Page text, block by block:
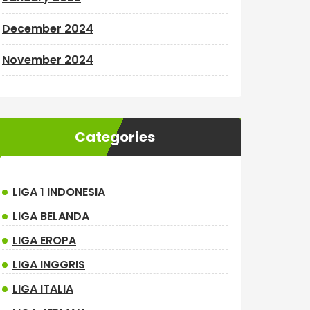
December 2024
November 2024
Categories
LIGA 1 INDONESIA
LIGA BELANDA
LIGA EROPA
LIGA INGGRIS
LIGA ITALIA